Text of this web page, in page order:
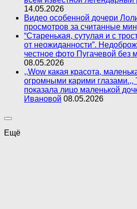
14.05.2026
Видео особенной дочери
просмотров за считанные
“Старенькая, сутулая и с
от неожиданности”.
честное фото Пугачевой без
08.05.2026
,,Wow какая красота,
огромными карими
показала лицо маленькой
Ивановой 08.05.2026
Ещё